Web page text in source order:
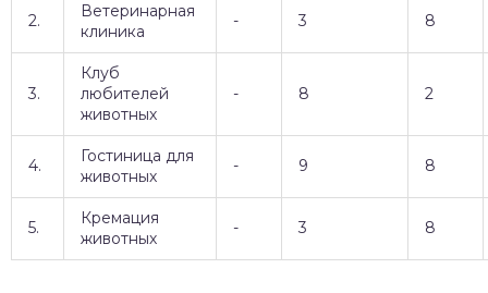
2.
Ветеринарная
клиника
- 3 8
3.
Клуб
любителей
животных
- 8 2
4.
Гостиница для
животных
- 9 8
5.
Кремация
животных
- 3 8